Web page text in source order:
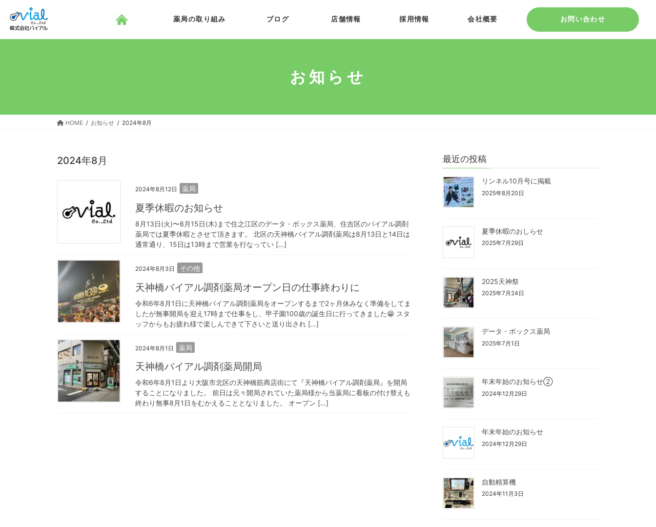
ン
プ
ー
動
薬局の取り組み ブログ 店舗情報 採用情報 会社概要 お問い合わせ
お知らせ
HOME お知らせ 2024年8月
2024年8月
2024年8月12日 薬局
夏季休暇のお知らせ
8月13日(火)〜8月15日(木)まで住之江区のデータ・ボックス薬局、住吉区のバイアル調剤
薬局では夏季休暇とさせて頂きます。 北区の天神橋バイアル調剤薬局は8月13日と14日は
通常通り、15日は13時まで営業を行なってい […]
2024年8月3日 その他
天神橋バイアル調剤薬局オープン日の仕事終わりに
令和6年8月1日に天神橋バイアル調剤薬局をオープンするまで2ヶ月休みなく準備をしてま
したが無事開局を迎え17時まで仕事をし、甲子園100歳の誕生日に行ってきました😁 スタ
ッフからもお疲れ様で楽しんできて下さいと送り出され […]
2024年8月1日 薬局
天神橋バイアル調剤薬局開局
令和6年8月1日より大阪市北区の天神橋筋商店街にて『天神橋バイアル調剤薬局』を開局
することになりました。 前日は元々開局されていた薬局様から当薬局に看板の付け替えも
終わり無事8月1日をむかえることとなりました。 オープン […]
最近の投稿
リンネル10月号に掲載
2025年8月20日
夏季休暇のおしらせ
2025年7月29日
2025天神祭
2025年7月24日
データ・ボックス薬局
2025年7月1日
年末年始のお知らせ②
2024年12月29日
年末年始のお知らせ
2024年12月29日
自動精算機
2024年11月3日